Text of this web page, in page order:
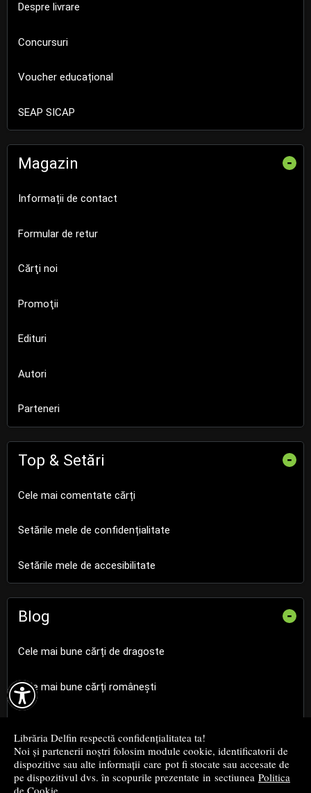

Librăria Delfin respectă confidențialitatea ta!
Noi și partenerii noștri folosim module cookie, identificatorii de
dispozitive sau alte informații care pot fi stocate sau accesate de
pe dispozitivul dvs. în scopurile prezentate in sectiunea Politica
de Cookie
Despre livrare
Concursuri
Voucher educațional
SEAP SICAP
Magazin -
Informații de contact
Formular de retur
Cărţi noi
Promoţii
Edituri
Autori
Parteneri
Top & Setări -
Cele mai comentate cărți
Setările mele de confidențialitate
Setările mele de accesibilitate
Blog -
Cele mai bune cărți de dragoste
Cele mai bune cărți românești
Cele mai bune cărți de istorie